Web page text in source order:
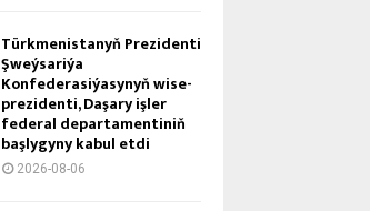
Türkmenistanyň Prezidenti
Şweýsariýa
Konfederasiýasynyň wise-
prezidenti, Daşary işler
federal departamentiniň
başlygyny kabul etdi
2026-08-06